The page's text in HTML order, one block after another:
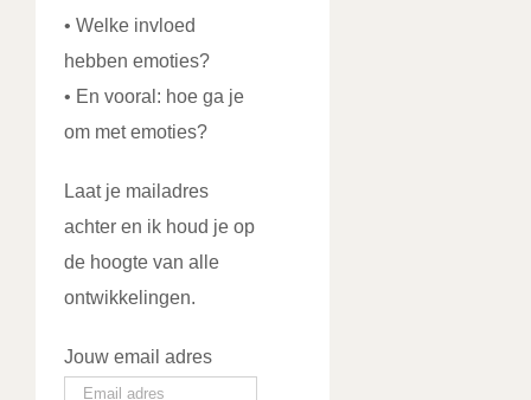
• Welke invloed
hebben emoties?
• En vooral: hoe ga je
om met emoties?
Laat je mailadres
achter en ik houd je op
de hoogte van alle
ontwikkelingen.
Jouw email adres